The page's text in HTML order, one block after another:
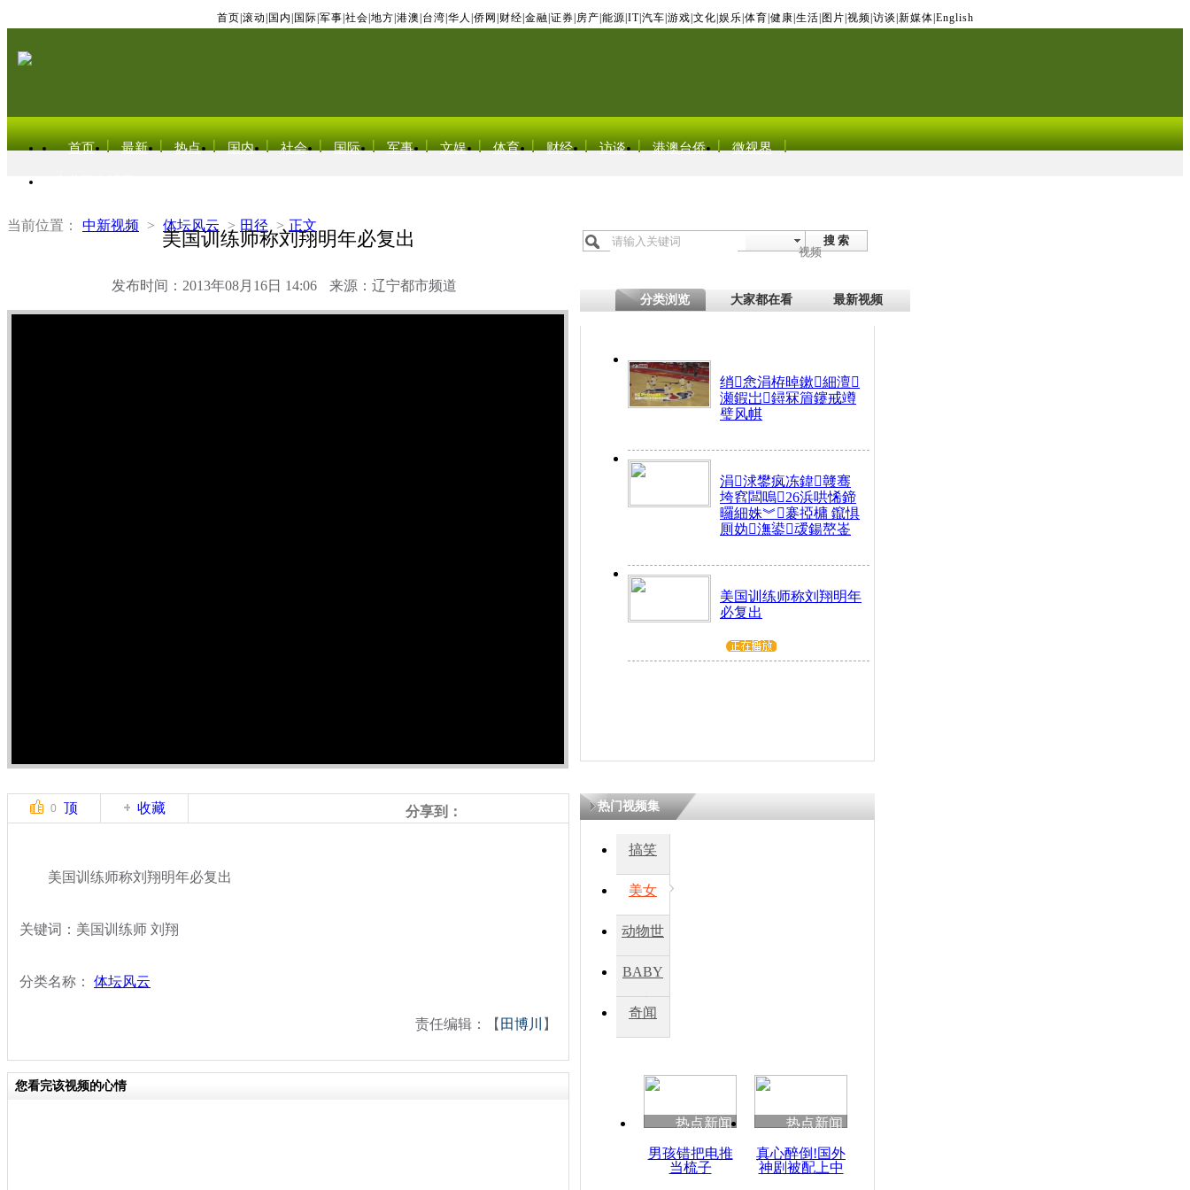
首页 滚动 国内 国际 军事 社会 地方 港澳 台湾 华人 侨网 财经 金融 证券 房产 能源 IT| 汽车 游戏 文化 娱乐 体育 健康 生活 图片 视频 访谈 新媒体 English
首页 最新 热点 国内 社会 国际 军事 文娱 体育 财经 访谈 港澳台侨 微视界
当前位置： 中新视频 > 体坛风云 > 田径 > 正文
美国训练师称刘翔明年必复出
发布时间：2013年08月16日 14:06 来源：辽宁都市频道
搜 索
视频
分类浏览 大家都在看 最新视频
绡悆涓栫晫鏉細澶
瀬鍜岀鐞冧篃鑳戒竴
璧风帺
涓浗鐢疯冻鍏竷骞
垮窞闆嗚26浜哄悕鍗
曪細姝︾褰掗槦 鑹惧
厠妫潕鍙叆鍚嶅崟
美国训练师称刘翔明年
必复出
0 顶 收藏 分享到：
美国训练师称刘翔明年必复出
关键词：美国训练师 刘翔
分类名称： 体坛风云
责任编辑：【 田博川 】
您看完该视频的心情
热门视频集
搞笑
美女
动物世
BABY
秀
奇闻
热点新闻
男孩错把电推
当梳子
热点新闻
真心醉倒!国外
神剧被配上中